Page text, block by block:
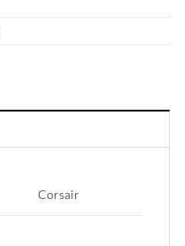
Corsair